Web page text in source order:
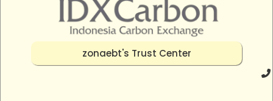
zonaebt's Trust Center